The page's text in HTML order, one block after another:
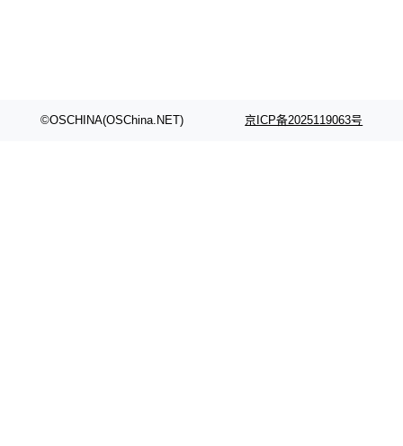
©OSCHINA(OSChina.NET) 京ICP备2025119063号